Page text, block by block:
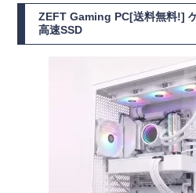
ZEFT Gaming PC[送料無料!]
高速SSD